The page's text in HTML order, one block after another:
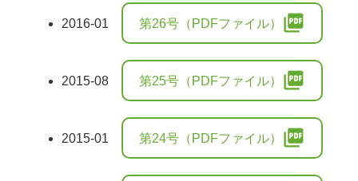
2016-01 第26号（PDFファイル） picture_as_pdf
2015-08 第25号（PDFファイル） picture_as_pdf
2015-01 第24号（PDFファイル） picture_as_pdf